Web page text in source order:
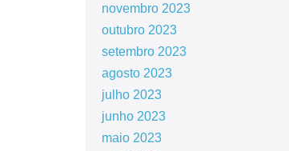
novembro 2023
outubro 2023
setembro 2023
agosto 2023
julho 2023
junho 2023
maio 2023